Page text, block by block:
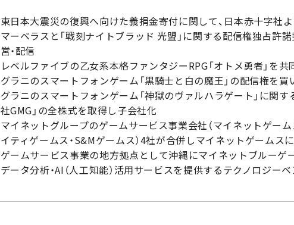
東日本大震災の復興へ向けた義捐金寄付に関して、日本赤十字社よ
マーベラスと「戦刻ナイトブラッド 光盟」に関する配信権独占許
営・配信
レベルファイブの乙女系本格ファンタジーRPG「オトメ勇者」を共
グラニのスマートフォンゲーム「黒騎士と白の魔王」の配信権を買
グラニのスマートフォンゲーム「神獄のヴァルハラゲート」に関
社GMG」の全株式を取得し子会社化
マイネットグループのゲームサービス事業会社（マイネットゲー
イティゲームス・S&Mゲームス）4社が合併しマイネットゲームスに
ゲームサービス事業の地方拠点として沖縄にマイネットブルーゲ
データ分析・AI（人工知能）活用サービスを提供するテクノロジー